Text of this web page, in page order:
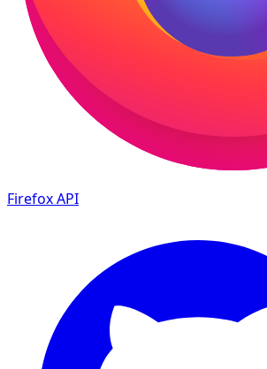
FirefoxAPI